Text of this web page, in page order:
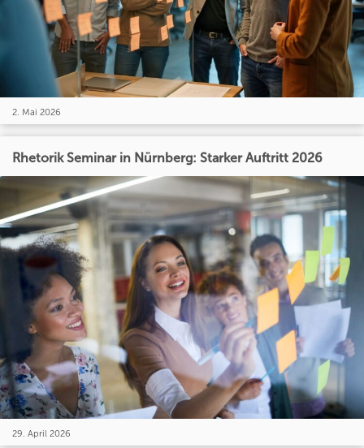
2. Mai 2026
Rhetorik Seminar in Nürnberg: Starker Auftritt 2026
29. April 2026